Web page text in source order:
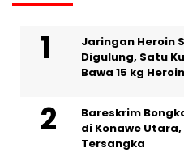
Jaringan Heroin
Digulung, Satu
Bawa 15 kg Heroin
Bareskrim
di Konawe
Tersangka